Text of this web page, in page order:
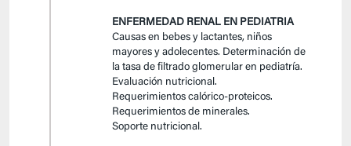
ENFERMEDAD RENAL EN PEDIATRIA
Causas en bebes y lactantes, niños
mayores y adolecentes. Determinación de
la tasa de filtrado glomerular en pediatría.
Evaluación nutricional.
Requerimientos calórico-proteicos.
Requerimientos de minerales.
Soporte nutricional.